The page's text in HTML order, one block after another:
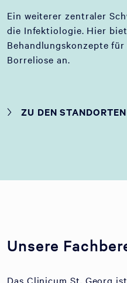
Ein weiterer zentraler
die Infektiologie. Hier
Behandlungskonzepte
Borreliose an.
ZU DEN STANDORTEN
Unsere
Das Clinicum St. Georg